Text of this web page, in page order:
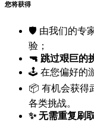
您将获得
🛡️ 由我们的专
验；
🔫 跳过艰巨的
🕹️ 在您偏好的
📦 有机会获得
各类挑战。
✨无需重复刷